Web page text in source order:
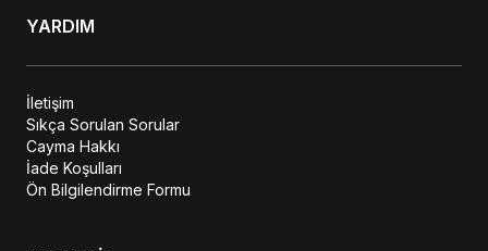
YARDIM
İletişim
Sıkça Sorulan Sorular
Cayma Hakkı
İade Koşulları
Ön Bilgilendirme Formu